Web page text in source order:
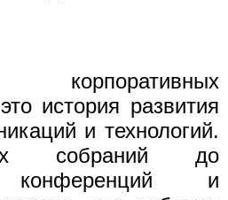
история развития
и технологий.
собраний до
конференций и